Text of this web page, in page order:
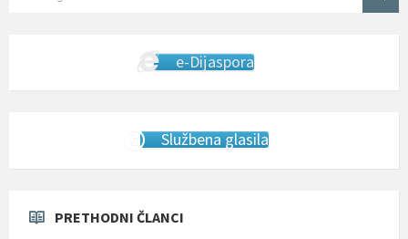
e-Dijaspora
Službena glasila
PRETHODNI ČLANCI